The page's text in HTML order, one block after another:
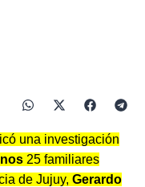
una investigación
25 familiares
de Jujuy, Gerardo